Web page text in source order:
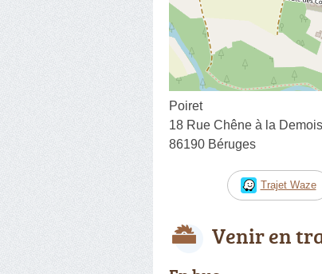
Poiret
18 Rue Chêne à la
86190 Béruges
Trajet Waze
Venir en